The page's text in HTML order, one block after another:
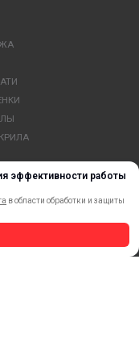
эффективности работы
в области обработки и защиты